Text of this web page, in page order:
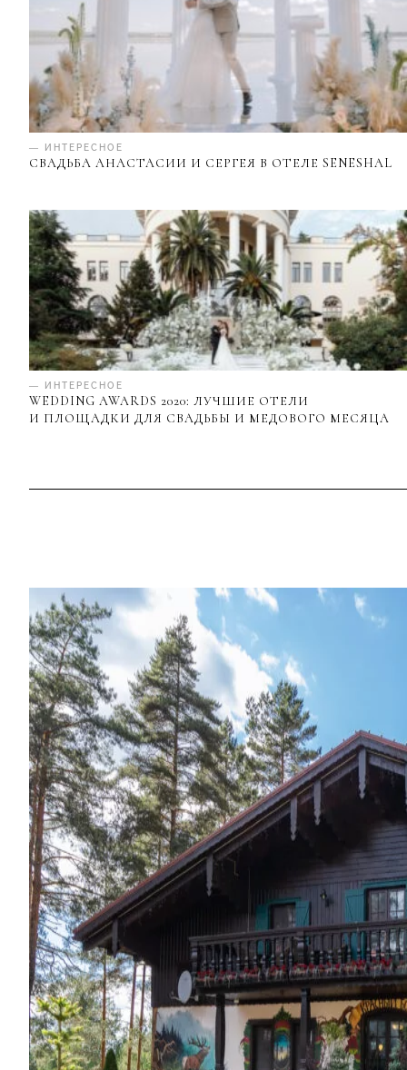
— ИНТЕРЕСНОЕ
СВАДЬБА АНАСТАСИИ И СЕРГЕЯ В ОТЕЛЕ SENESHAL
— ИНТЕРЕСНОЕ
WEDDING AWARDS 2020: ЛУЧШИЕ ОТЕЛИ
И ПЛОЩАДКИ ДЛЯ СВАДЬБЫ И МЕДОВОГО МЕСЯЦА